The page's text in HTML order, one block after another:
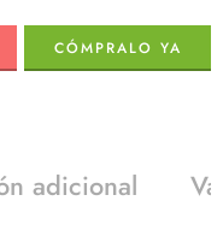
CÓMPRALO YA
adicional